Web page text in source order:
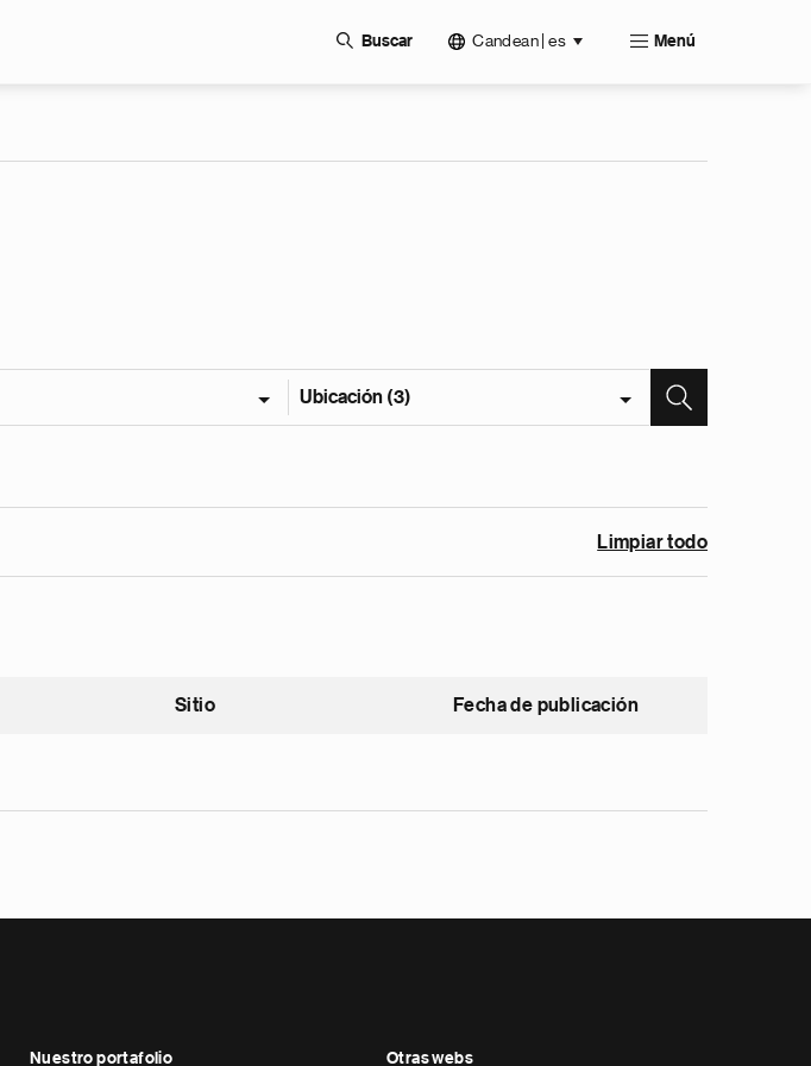
Buscar Candean | es Menú
Ubicación (3)
Limpiar todo
Sitio Fecha de publicación
Nuestro portafolio Otras webs